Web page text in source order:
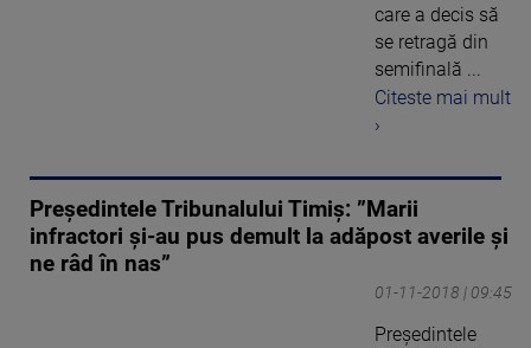
care a decis să
se retragă din
semifinală ...
Citeste mai mult
›
Preşedintele Tribunalului Timiş: ”Marii
infractori şi-au pus demult la adăpost averile şi
ne râd în nas”
01-11-2018 | 09:45
Preşedintele